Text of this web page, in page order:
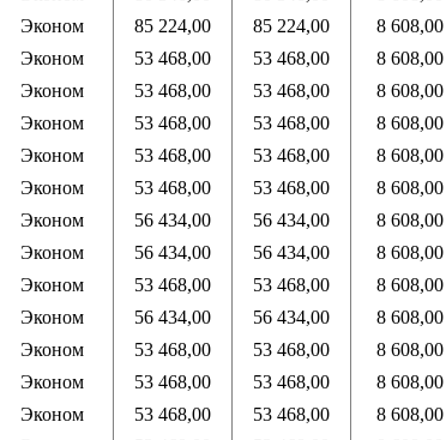
Эконом 85 224,00 85 224,00 8 608,00
Эконом 53 468,00 53 468,00 8 608,00
Эконом 53 468,00 53 468,00 8 608,00
Эконом 53 468,00 53 468,00 8 608,00
Эконом 53 468,00 53 468,00 8 608,00
Эконом 53 468,00 53 468,00 8 608,00
Эконом 56 434,00 56 434,00 8 608,00
Эконом 56 434,00 56 434,00 8 608,00
Эконом 53 468,00 53 468,00 8 608,00
Эконом 56 434,00 56 434,00 8 608,00
Эконом 53 468,00 53 468,00 8 608,00
Эконом 53 468,00 53 468,00 8 608,00
Эконом 53 468,00 53 468,00 8 608,00